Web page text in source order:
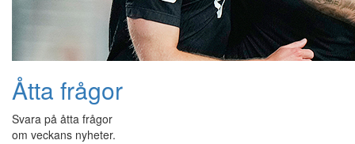
Åtta frågor
Svara på åtta frågor
om veckans nyheter.